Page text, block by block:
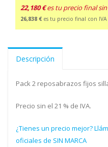
22,180 € es tu precio final sin
26,838 € es tu precio final con IVA
Descripción
Pack 2 reposabrazos fijos
Precio sin el 21 % de IVA.
¿Tienes un precio mejor?
oficiales de SIN MARCA